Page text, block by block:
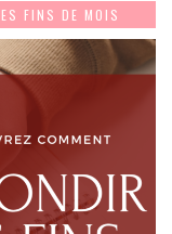
FINS DE MOIS